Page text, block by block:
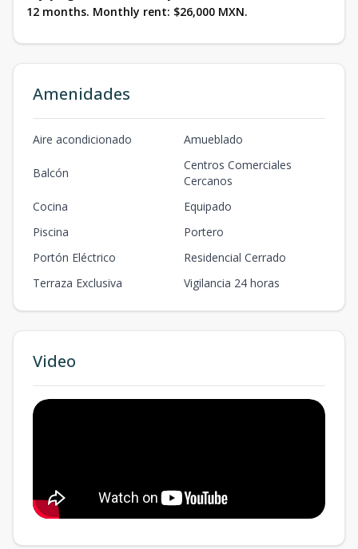
12 months. Monthly rent: $26,000 MXN.
Amenidades
Aire acondicionado Amueblado
Balcón
Centros Comerciales
Cercanos
Cocina
Equipado
Piscina
Portero
Portón Eléctrico
Residencial Cerrado
Terraza Exclusiva
Vigilancia 24 horas
Video